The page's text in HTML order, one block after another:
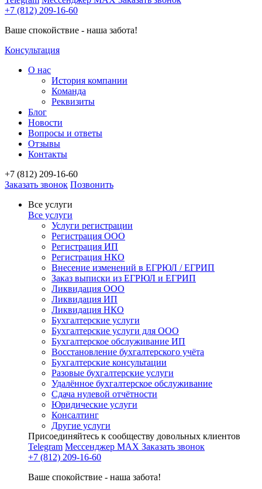
+7 (812) 209-16-60
Ваше спокойствие - наша забота!
Консультация
О нас
История компании
Команда
Реквизиты
Блог
Новости
Вопросы и ответы
Отзывы
Контакты
+7 (812) 209-16-60
Заказать звонок Позвонить
Все услуги
Все услуги
Услуги регистрации
Регистрация ООО
Регистрация ИП
Регистрация НКО
Внесение изменений в ЕГРЮЛ / ЕГРИП
Заказ выписки из ЕГРЮЛ и ЕГРИП
Ликвидация ООО
Ликвидация ИП
Ликвидация НКО
Бухгалтерские услуги
Бухгалтерские услуги для ООО
Бухгалтерское обслуживание ИП
Восстановление бухгалтерского учёта
Бухгалтерские консультации
Разовые бухгалтерские услуги
Удалённое бухгалтерское обслуживание
Сдача нулевой отчётности
Юридические услуги
Консалтинг
Другие услуги
Присоединяйтесь к сообществу довольных клиентов
Telegram Мессенджер MAX Заказать звонок
+7 (812) 209-16-60
Ваше спокойствие - наша забота!